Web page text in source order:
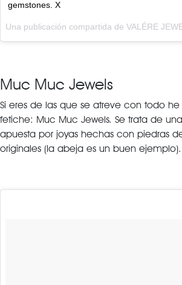
gemstones. X
Muc Muc Jewels
Si eres de las que se atreve con todo
fetiche: Muc Muc Jewels. Se trata de
apuesta por joyas hechas con piedras
originales (la abeja es un buen ejemplo).